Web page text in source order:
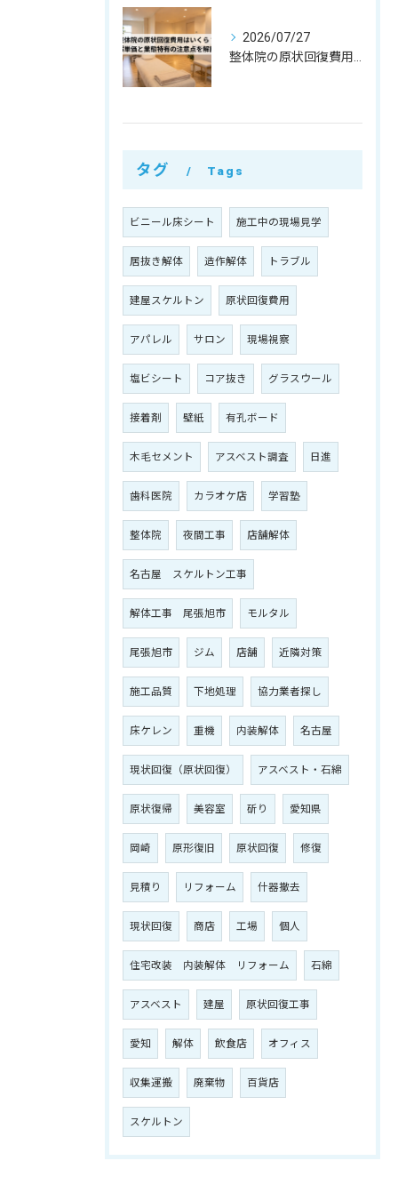
2026/07/27
タグ Tags
ビニール床シート 施工中の現場見学
居抜き解体 造作解体 トラブル
建屋スケルトン 原状回復費用
アパレル サロン 現場視察
塩ビシート コア抜き グラスウール
接着剤 壁紙 有孔ボード
木毛セメント アスベスト調査 日進
歯科医院 カラオケ店 学習塾
整体院 夜間工事 店舗解体
名古屋 スケルトン工事
解体工事 尾張旭市 モルタル
尾張旭市 ジム 店舗 近隣対策
施工品質 下地処理 協力業者探し
床ケレン 重機 内装解体 名古屋
現状回復（原状回復） アスベスト・石綿
原状復帰 美容室 斫り 愛知県
岡崎 原形復旧 原状回復 修復
見積り リフォーム 什器撤去
現状回復 商店 工場 個人
住宅改装 内装解体 リフォーム 石綿
アスベスト 建屋 原状回復工事
愛知 解体 飲食店 オフィス
収集運搬 廃棄物 百貨店
スケルトン